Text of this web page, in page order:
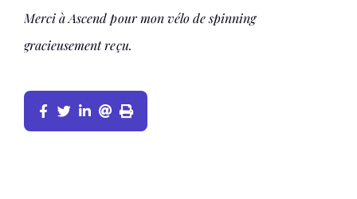
Merci à Ascend pour mon vélo de spinning
gracieusement reçu.